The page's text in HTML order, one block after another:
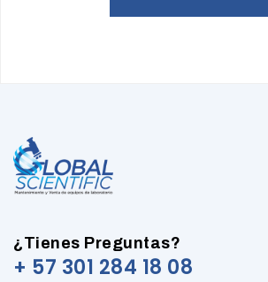
¿Tienes Preguntas?
+ 57 301 284 18 08